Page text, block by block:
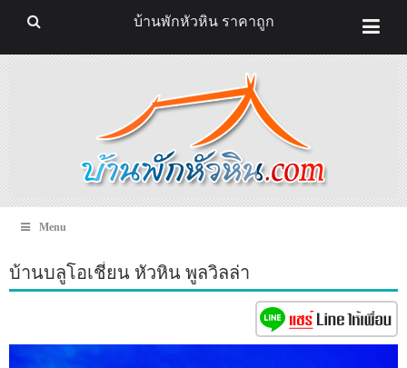
Menu
บ้านบลูโอเชี่ยน หัวหิน พูลวิลล่า
บ้านพักหัวหิน ราคาถูก